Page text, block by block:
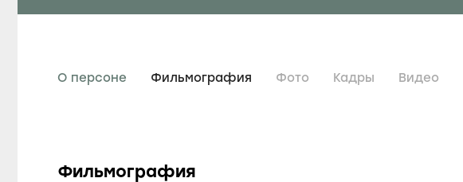
О персоне Фильмография Фото Кадры Видео
Фильмография